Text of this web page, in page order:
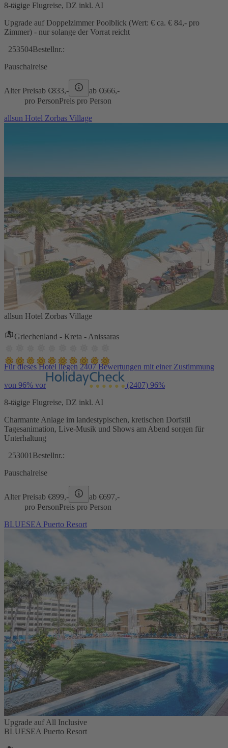
8-tägige Flugreise, DZ inkl. AI
Upgrade auf Doppelzimmer Poolblick (Wert: € ca. € 84,- pro
Zimmer) - nur solange der Vorrat reicht
253504Bestellnr.:
Pauschalreise
Alter Preisab €833,- ab €666,-
pro PersonPreis pro Person
allsun Hotel Zorbas Village
allsun Hotel Zorbas Village
Griechenland - Kreta - Anissaras
Für dieses Hotel liegen 2407 Bewertungen mit einer Zustimmung
von 96% vor (2407) 96%
8-tägige Flugreise, DZ inkl. AI
Charmante Anlage im landestypischen, kretischen Dorfstil
Tagesanimation, Live-Musik und Shows am Abend sorgen für
Unterhaltung
253001 Bestellnr.:
Pauschalreise
Alter Preisab €899,- ab €697,-
pro PersonPreis pro Person
BLUESEA Puerto Resort
Upgrade auf All Inclusive
BLUESEA Puerto Resort